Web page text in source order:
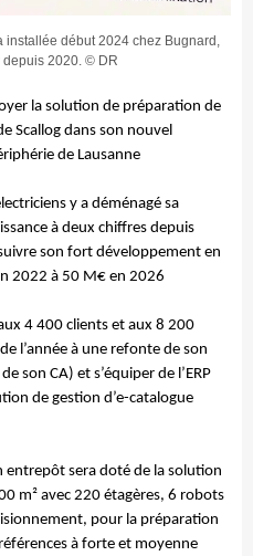
installée début 2024 chez Bugnard,
2020. © DR
la solution de préparation de
Scallog dans son nouvel
de Lausanne
y a déménagé sa
à deux chiffres depuis
son fort développement en
2022 à 50 M€ en 2026
4 400 clients et aux 8 200
l’année à une refonte de son
son CA) et s’équiper de l’ERP
de gestion d’e-catalogue
sera doté de la solution
m² avec 220 étagères, 6 robots
pour la préparation
à forte et moyenne